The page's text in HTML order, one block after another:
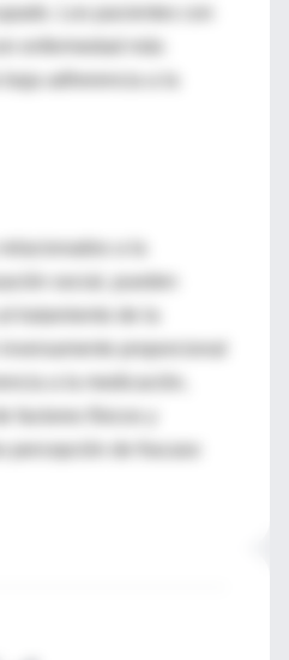
Los pacientes con
adherencia a la
percepción de fracaso